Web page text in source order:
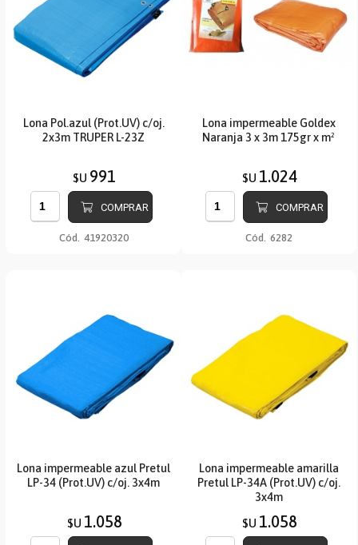
Lona Pol.azul (Prot.UV) c/oj.
2x3m TRUPER L-23Z
$U 991
COMPRAR
Cód. 41920320
Lona impermeable Goldex
Naranja 3 x 3m 175gr x m²
$U 1.024
COMPRAR
Cód. 6282
Lona impermeable azul Pretul
LP-34 (Prot.UV) c/oj. 3x4m
$U 1.058
Lona impermeable amarilla
Pretul LP-34A (Prot.UV) c/oj.
3x4m
$U 1.058